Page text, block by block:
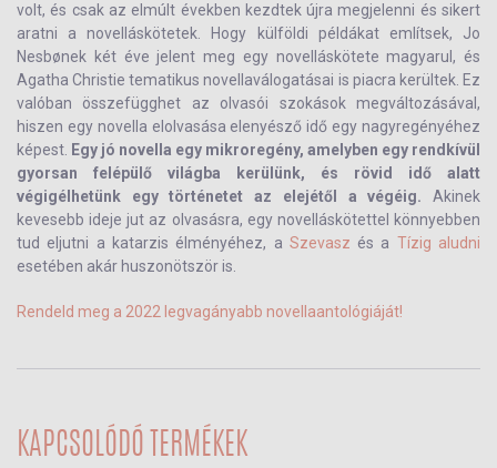
volt, és csak az elmúlt években kezdtek újra megjelenni és sikert
aratni a novelláskötetek. Hogy külföldi példákat említsek, Jo
Nesbønek két éve jelent meg egy novelláskötete magyarul, és
Agatha Christie tematikus novellaválogatásai is piacra kerültek. Ez
valóban összefügghet az olvasói szokások megváltozásával,
hiszen egy novella elolvasása elenyésző idő egy nagyregényéhez
képest. Egy jó novella egy mikroregény, amelyben egy rendkívül
gyorsan felépülő világba kerülünk, és rövid idő alatt
végigélhetünk egy történetet az elejétől a végéig. Akinek
kevesebb ideje jut az olvasásra, egy novelláskötettel könnyebben
tud eljutni a katarzis élményéhez, a Szevasz és a Tízig aludni
esetében akár huszonötször is.
Rendeld meg a 2022 legvagányabb novellaantológiáját!
KAPCSOLÓDÓ TERMÉKEK